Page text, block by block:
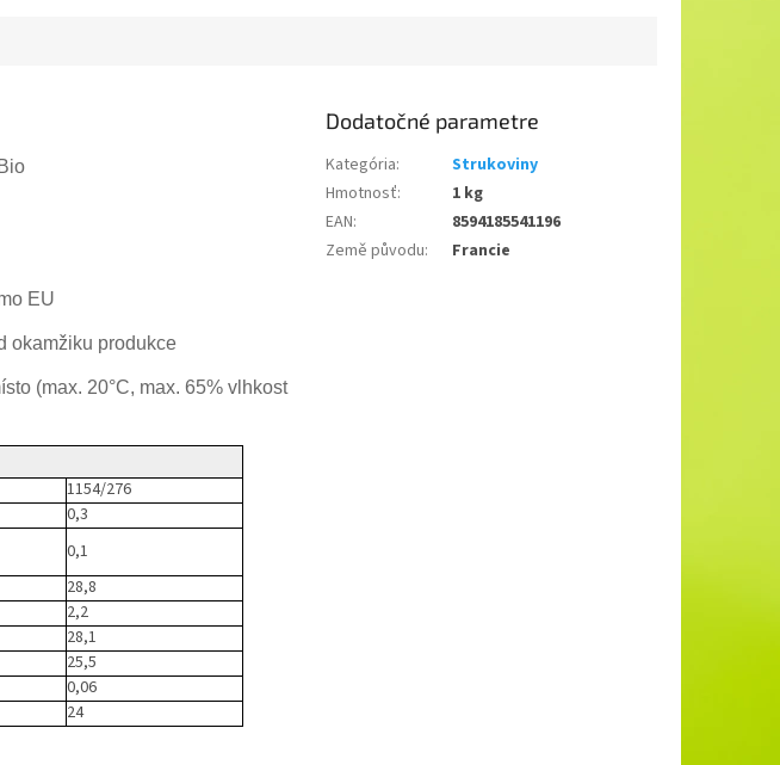
io
EU
okamžiku produkce
(max. 20°C, max. 65% vlhkost
1154/276
0,3
0,1
28,8
2,2
28,1
25,5
0,06
24
Dodatočné parametre
Kategória:
Strukoviny
Hmotnosť:
1 kg
EAN:
8594185541196
Země původu: Francie